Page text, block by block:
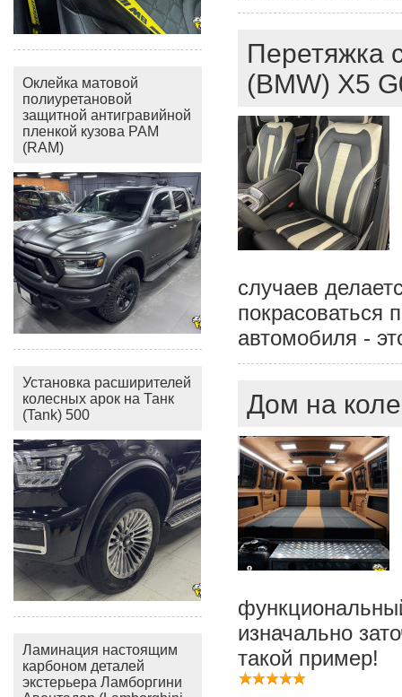
Оклейка матовой
полиуретановой
защитной антигравийной
пленкой кузова РАМ
(RAM)
Установка расширителей
колесных арок на Танк
(Tank) 500
Ламинация настоящим
карбоном деталей
экстерьера Ламборгини
Перетяжка
(BMW) X5
случаев
покрасоваться
автомобиля -
Дом на
изначально
такой пример!